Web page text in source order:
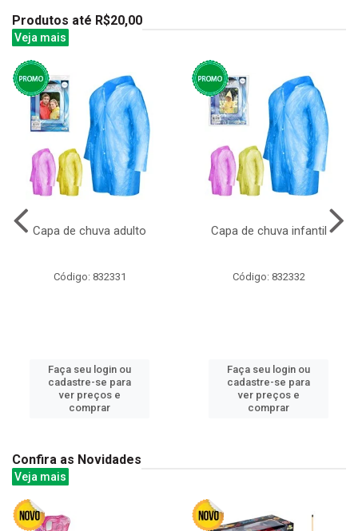
Produtos até R$20,00
Veja mais
Capa de chuva adulto
Código: 832331
Faça seu login ou
cadastre-se para
ver preços e
comprar
Capa de chuva infantil
Código: 832332
Faça seu login ou
cadastre-se para
ver preços e
comprar
Confira as Novidades
Veja mais